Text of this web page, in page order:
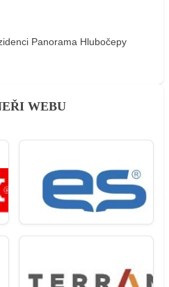
Panorama Hlubočepy
WEBU